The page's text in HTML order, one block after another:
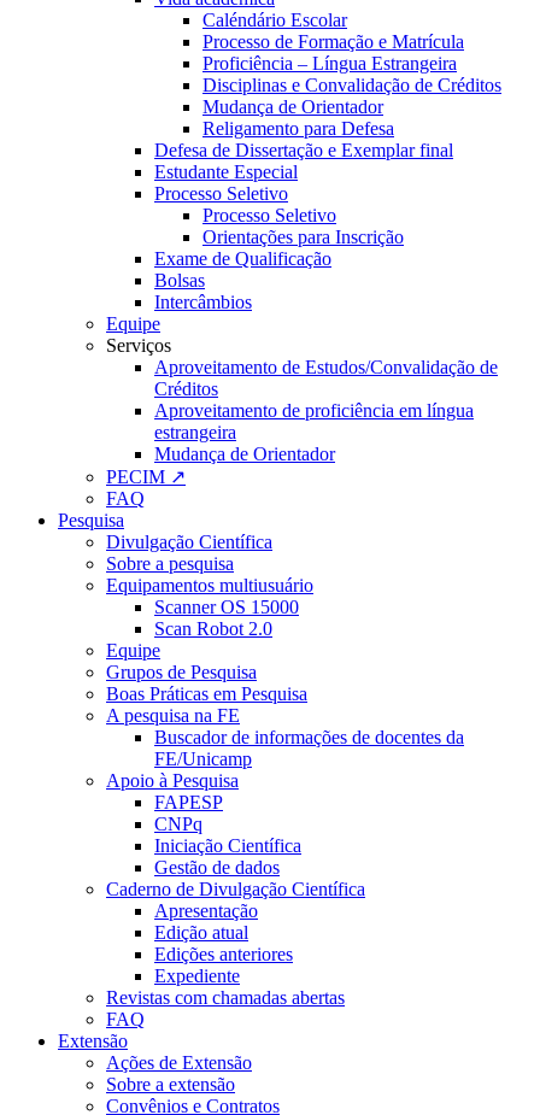
Caléndário Escolar
Processo de Formação e Matrícula
Proficiência – Língua Estrangeira
Disciplinas e Convalidação de Créditos
Mudança de Orientador
Religamento para Defesa
Defesa de Dissertação e Exemplar final
Estudante Especial
Processo Seletivo
Processo Seletivo
Orientações para Inscrição
Exame de Qualificação
Bolsas
Intercâmbios
Equipe
Serviços
Aproveitamento de Estudos/Convalidação de
Créditos
Aproveitamento de proficiência em língua
estrangeira
Mudança de Orientador
PECIM ↗
FAQ
Pesquisa
Divulgação Científica
Sobre a pesquisa
Equipamentos multiusuário
Scanner OS 15000
Scan Robot 2.0
Equipe
Grupos de Pesquisa
Boas Práticas em Pesquisa
A pesquisa na FE
Buscador de informações de docentes da
FE/Unicamp
Apoio à Pesquisa
FAPESP
CNPq
Iniciação Científica
Gestão de dados
Caderno de Divulgação Científica
Apresentação
Edição atual
Edições anteriores
Expediente
Revistas com chamadas abertas
FAQ
Extensão
Ações de Extensão
Sobre a extensão
Convênios e Contratos